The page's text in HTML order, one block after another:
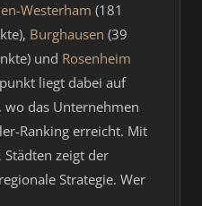
Westerham (181
Burghausen (39
und Rosenheim
liegt dabei auf
, wo das Unternehmen
Ranking erreicht. Mit
zeigt der
Strategie. Wer